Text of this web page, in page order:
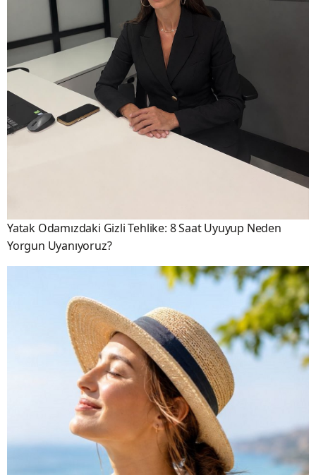
Yatak Odamızdaki Gizli Tehlike: 8 Saat Uyuyup Neden
Yorgun Uyanıyoruz?